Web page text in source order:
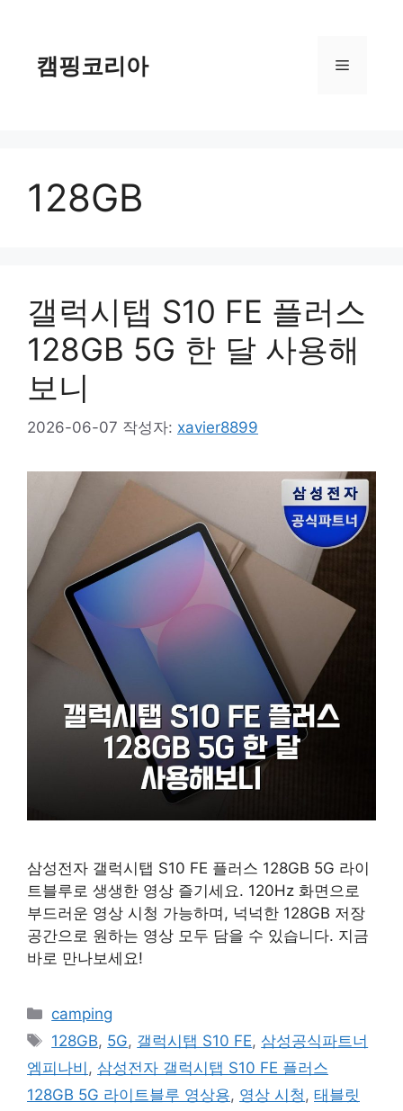
캠핑코리아 메
128GB
갤럭시탭 S10 FE 플러스
128GB 5G 한 달 사용해
보니
2026-06-07 작성자: xavier8899
삼성전자 갤럭시탭 S10 FE 플러스 128GB 5G 라이
트블루로 생생한 영상 즐기세요. 120Hz 화면으로
부드러운 영상 시청 가능하며, 넉넉한 128GB 저장
공간으로 원하는 영상 모두 담을 수 있습니다. 지금
바로 만나보세요!
카
테
리
camping
태
그
128GB, 5G, 갤럭시탭 S10 FE, 삼성공식파트너
엠피나비 , 삼성전자 갤럭시탭 S10 FE 플러스
128GB 5G 라이트블루 영상용, 영상 시청 , 태블릿